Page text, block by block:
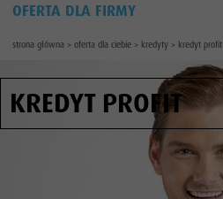
OFERTA DLA FIRMY
strona główna > oferta dla ciebie > kredyty > kredyt profit
KREDYT PROFIT